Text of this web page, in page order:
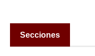
Secciones